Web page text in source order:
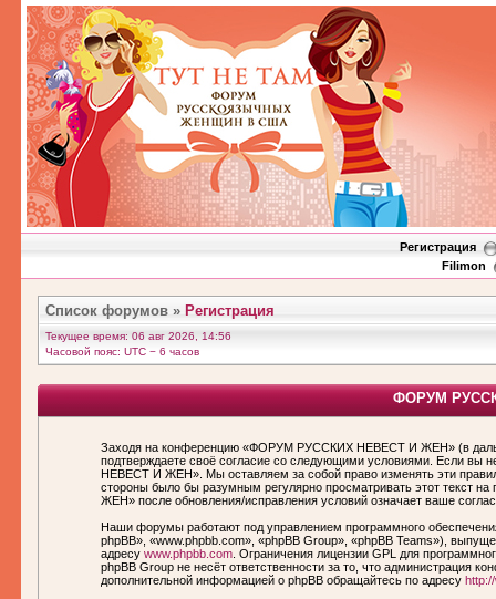
Регистрация
Filimon
Список форумов » Регистрация
Текущее время: 06 авг 2026, 14:56
Часовой пояс: UTC − 6 часов
ФОРУМ
Заходя на конференцию «ФОРУМ РУССКИХ НЕВЕСТ И ЖЕН» (в
подтверждаете своё согласие со следующими условиями. Если
НЕВЕСТ И ЖЕН». Мы оставляем за собой право изменять эти
стороны было бы разумным регулярно просматривать этот текст
ЖЕН» после обновления/исправления условий означает ваше
Наши форумы работают под управлением программного
phpBB», «www.phpbb.com», «phpBB Group», «phpBB Teams»),
адресу www.phpbb.com . Ограничения лицензии GPL для
phpBB Group не несёт ответственности за то, что администрация
дополнительной информацией о phpBB обращайтесь по адресу